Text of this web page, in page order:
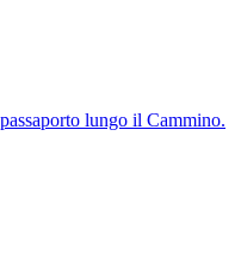
lungo il Cammino.